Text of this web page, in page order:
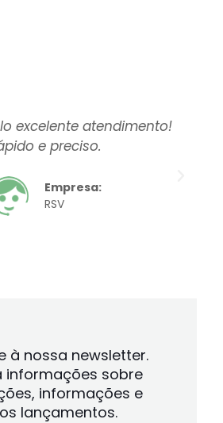
excelente atendimento!
e preciso.
Empresa:
RSV
à nossa newsletter.
informações sobre
informações e
lançamentos.